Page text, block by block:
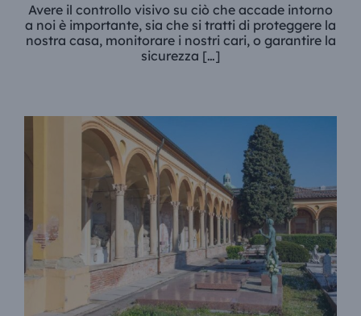
Avere il controllo visivo su ciò che accade intorno
a noi è importante, sia che si tratti di proteggere la
nostra casa, monitorare i nostri cari, o garantire la
sicurezza […]